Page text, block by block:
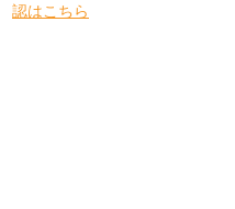
認はこちら